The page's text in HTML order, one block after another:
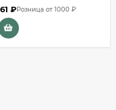
₽Розница от 1000 ₽